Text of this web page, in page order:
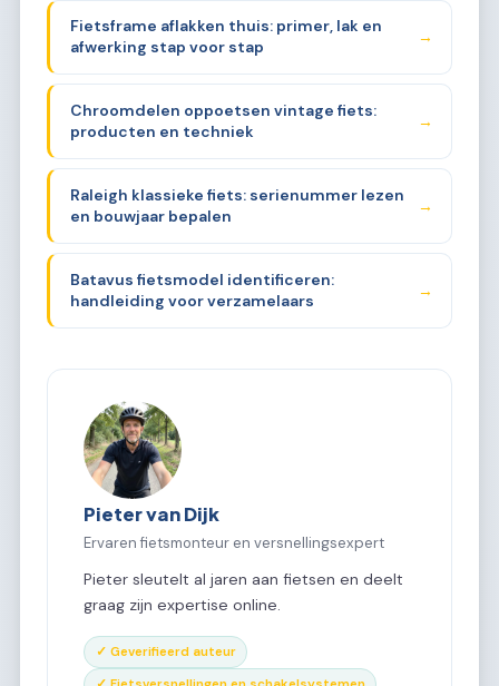
Fietsframe aflakken thuis: primer, lak en
afwerking stap voor stap
→
Chroomdelen oppoetsen vintage fiets:
producten en techniek
→
Raleigh klassieke fiets: serienummer lezen
en bouwjaar bepalen
→
Batavus fietsmodel identificeren:
handleiding voor verzamelaars
→
Pieter van Dijk
Ervaren fietsmonteur en versnellingsexpert
Pieter sleutelt al jaren aan fietsen en deelt
graag zijn expertise online.
✓ Geverifieerd auteur